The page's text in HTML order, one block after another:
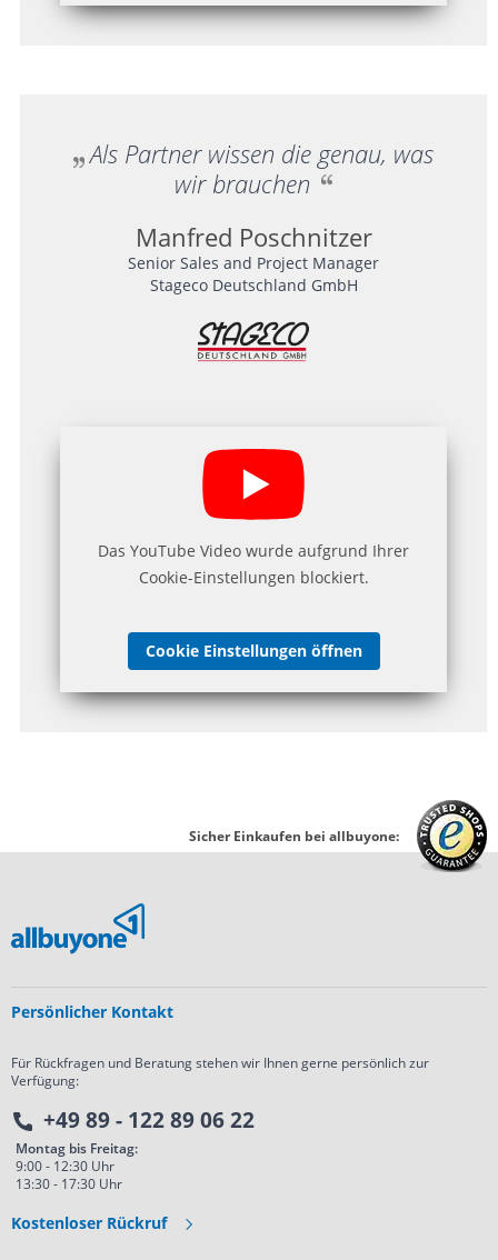
Als Partner wissen die genau, was
wir brauchen
Manfred Poschnitzer
Senior Sales and Project Manager
Stageco Deutschland GmbH
Das YouTube Video wurde aufgrund Ihrer
Cookie-Einstellungen blockiert.
Cookie Einstellungen öffnen
Sicher Einkaufen bei allbuyone:
Persönlicher Kontakt
Für Rückfragen und Beratung stehen wir Ihnen gerne persönlich zur
Verfügung:
+49 89 - 122 89 06 22
Montag bis Freitag:
9:00 - 12:30 Uhr
13:30 - 17:30 Uhr
Kostenloser Rückruf